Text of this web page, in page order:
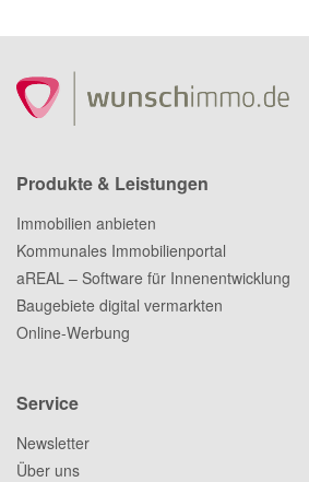
Produkte & Leistungen
Immobilien anbieten
Kommunales Immobilienportal
aREAL – Software für Innenentwicklung
Baugebiete digital vermarkten
Online-Werbung
Service
Newsletter
Über uns